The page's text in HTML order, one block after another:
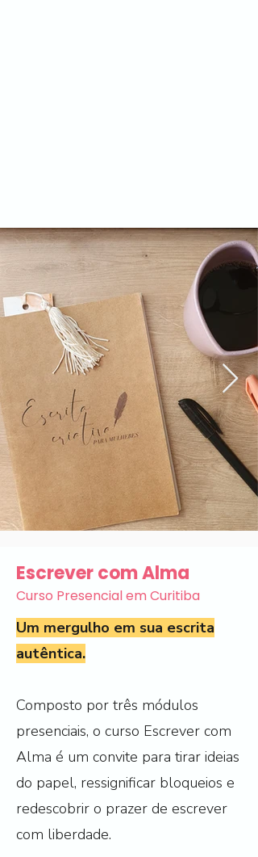
Escrever com Alma
Curso Presencial em Curitiba
Um mergulho em sua escrita
autêntica.
Composto por três módulos
presenciais, o curso Escrever com
Alma é um convite para tirar ideias
do papel, ressignificar bloqueios e
redescobrir o prazer de escrever
com liberdade.